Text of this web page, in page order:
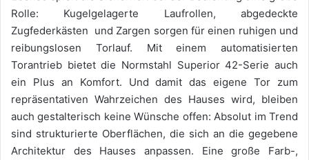
Rolle: Kugelgelagerte Laufrollen, abgedeckte
Zugfederkästen und Zargen sorgen für einen ruhigen und
reibungslosen Torlauf. Mit einem automatisierten
Torantrieb bietet die Normstahl Superior 42-Serie auch
ein Plus an Komfort. Und damit das eigene Tor zum
repräsentativen Wahrzeichen des Hauses wird, bleiben
auch gestalterisch keine Wünsche offen: Absolut im Trend
sind strukturierte Oberflächen, die sich an die gegebene
Architektur des Hauses anpassen. Eine große Farb-,